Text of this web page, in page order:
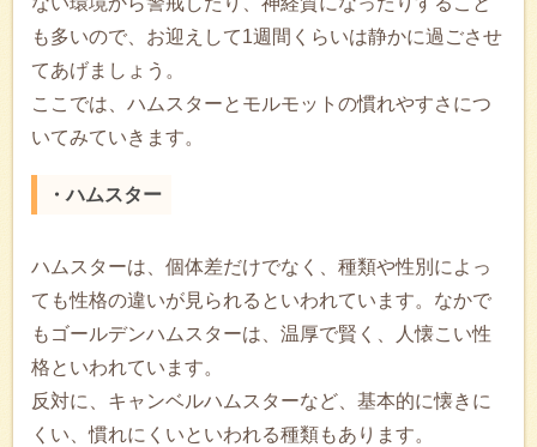
も多いので、お迎えして1週間くらいは静かに過ごさせ
てあげましょう。
ここでは、ハムスターとモルモットの慣れやすさにつ
いてみていきます。
・ハムスター
ハムスターは、個体差だけでなく、種類や性別によっ
ても性格の違いが見られるといわれています。なかで
もゴールデンハムスターは、温厚で賢く、人懐こい性
格といわれています。
反対に、キャンベルハムスターなど、基本的に懐きに
くい、慣れにくいといわれる種類もあります。